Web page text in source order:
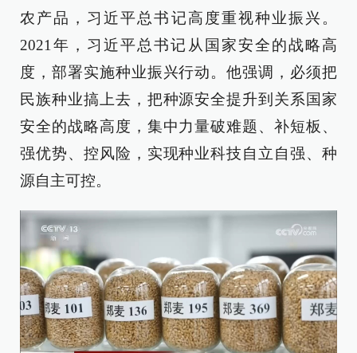
农产品，习近平总书记高度重视种业振兴。
2021年，习近平总书记从国家安全的战略高
度，部署实施种业振兴行动。他强调，必须把
民族种业搞上去，把种源安全提升到关系国家
安全的战略高度，集中力量破难题、补短板、
强优势、控风险，实现种业科技自立自强、种
源自主可控。